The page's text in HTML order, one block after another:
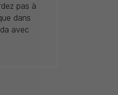
pas à
dans
avec